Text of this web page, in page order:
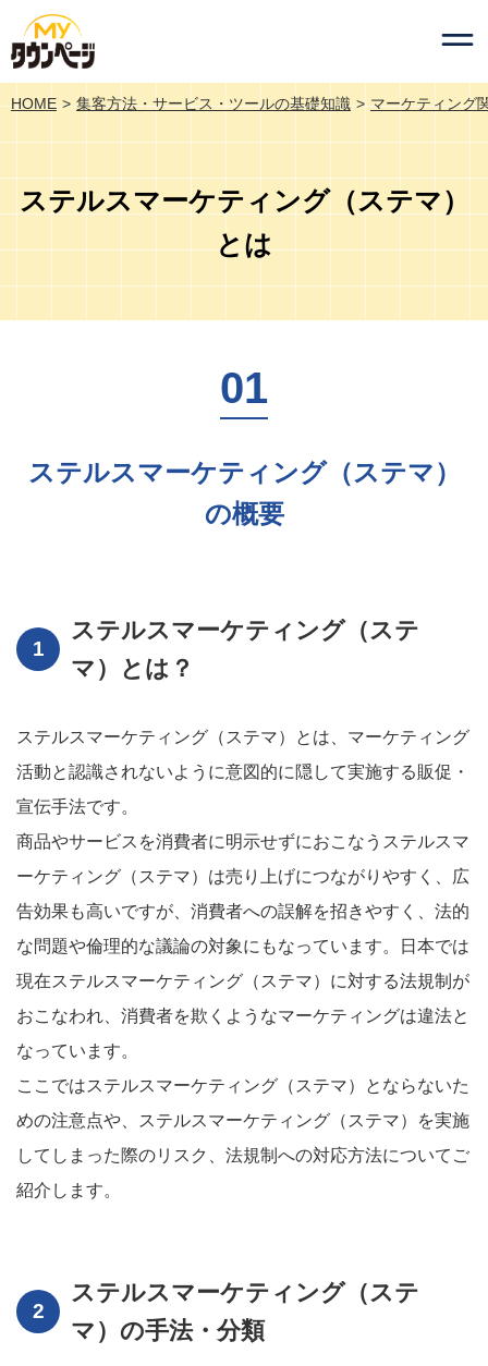
HOME 集客方法・サービス・ツールの基礎知識 マーケティング
ステルスマーケティング（ステマ）
とは
ステルスマーケティング（ステマ）
の概要
ステルスマーケティング（ステ
マ）とは？
ステルスマーケティング（ステマ）とは、マーケティング
活動と認識されないように意図的に隠して実施する販促・
宣伝手法です。
商品やサービスを消費者に明示せずにおこなうステルスマ
ーケティング（ステマ）は売り上げにつながりやすく、広
告効果も高いですが、消費者への誤解を招きやすく、法的
な問題や倫理的な議論の対象にもなっています。日本では
現在ステルスマーケティング（ステマ）に対する法規制が
おこなわれ、消費者を欺くようなマーケティングは違法と
なっています。
ここではステルスマーケティング（ステマ）とならないた
めの注意点や、ステルスマーケティング（ステマ）を実施
してしまった際のリスク、法規制への対応方法についてご
紹介します。
ステルスマーケティング（ステ
マ）の手法・分類